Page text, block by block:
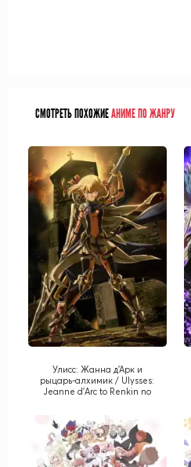
СМОТРЕТЬ ПОХОЖИЕАНИМЕ ПО ЖАНРУ
Улисс: Жанна д'Арк и
рыцарь-алхимик / Ulysses:
Jeanne d'Arc to Renkin no